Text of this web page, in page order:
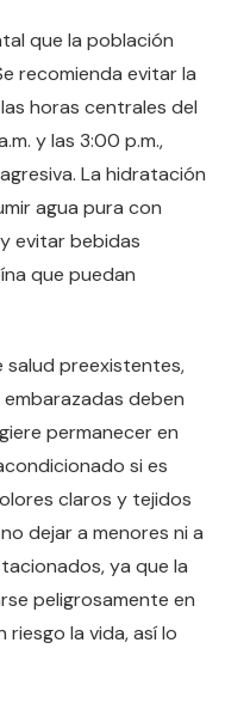
que la población
recomienda evitar la
horas centrales del
y las 3:00 p.m.,
La hidratación
agua pura con
evitar bebidas
que puedan
salud preexistentes,
deben
permanecer en
si es
claros y tejidos
dejar a menores ni a
ya que la
peligrosamente en
la vida, así lo